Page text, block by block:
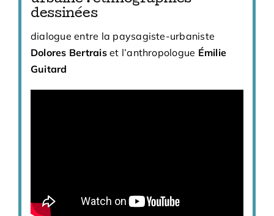
dessinées
dialogue entre la paysagiste-urbaniste
Dolores Bertraiset l’anthropologue Émilie
Guitard